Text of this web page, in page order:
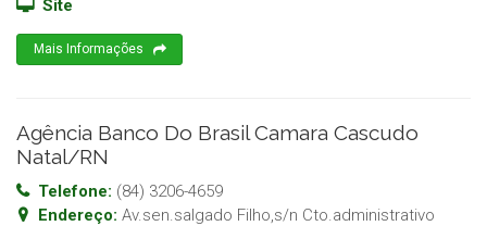
Site
Mais Informações
Agência Banco Do Brasil Camara Cascudo
Natal/RN
Telefone: (84) 3206-4659
Endereço: Av.sen.salgado Filho,s/n Cto.administrativo